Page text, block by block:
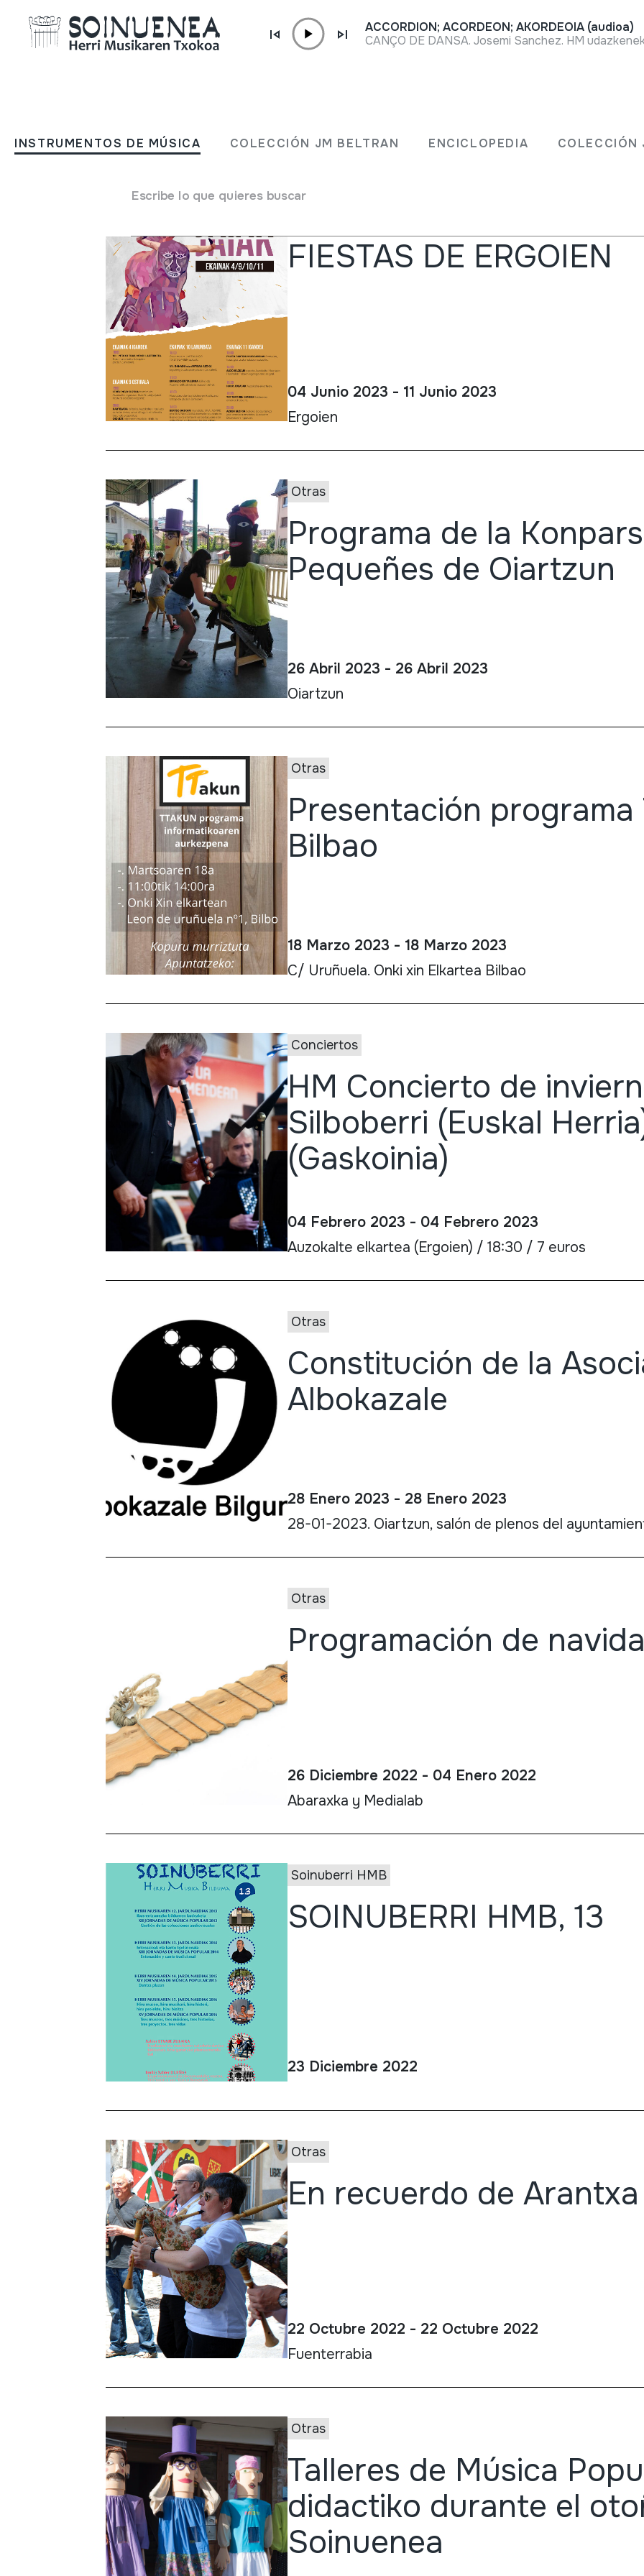
INSTRUMENTOS DE MÚSICA COLECCIÓN JM BELTRAN ENCICLOPEDIA COLECCIÓN
Escribe lo que quieres buscar
ACCORDION; ACORDEON; AKORDEOIA (audioa)
CANÇO DE DANSA. Josemi Sanchez. HM
Boletines
FIESTAS DE ERGOIEN
04 Junio 2023 - 11 Junio 2023
Ergoien
Otras
Programa de la
Pequeñes de Oiartzun
26 Abril 2023 - 26 Abril 2023
Oiartzun
Otras
Presentación
Bilbao
18 Marzo 2023 - 18 Marzo 2023
C/ Uruñuela. Onki xin Elkartea Bilbao
Conciertos
HM Concierto de
Silboberri (Euskal
(Gaskoinia)
04 Febrero 2023 - 04 Febrero 2023
Auzokalte elkartea (Ergoien) / 18:30 / 7 euros
Otras
Constitución de la
Albokazale
28 Enero 2023 - 28 Enero 2023
28-01-2023. Oiartzun, salón de plenos del
Otras
Programación de
26 Diciembre 2022 - 04 Enero 2022
Abaraxka y Medialab
Soinuberri HMB
SOINUBERRI HMB, 13
23 Diciembre 2022
Otras
En recuerdo de
22 Octubre 2022 - 22 Octubre 2022
Fuenterrabia
Otras
Talleres de Música
didactiko durante el
Soinuenea